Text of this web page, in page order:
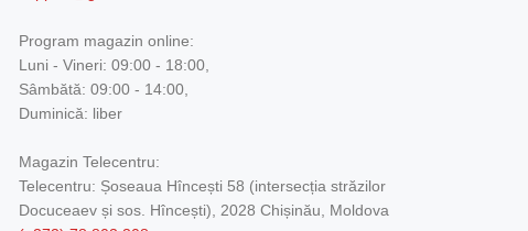
Program magazin online:
Luni - Vineri: 09:00 - 18:00,
Sâmbătă: 09:00 - 14:00,
Duminică: liber
Magazin Telecentru:
Telecentru: Șoseaua Hîncești 58 (intersecția străzilor
Docuceaev și sos. Hîncești), 2028 Chișinău, Moldova